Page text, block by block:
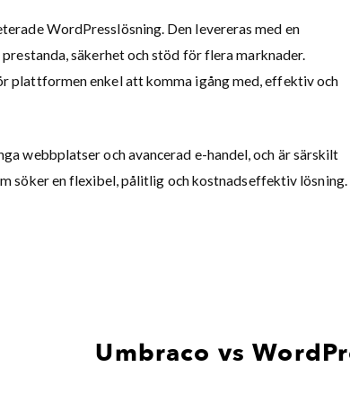
WordPresslösning. Den levereras med en
säkerhet och stöd för flera marknader.
plattformen enkel att komma igång med, effektiv och
webbplatser och avancerad e-handel, och är särskilt
söker en flexibel, pålitlig och kostnadseffektiv lösning.
Umbraco vs